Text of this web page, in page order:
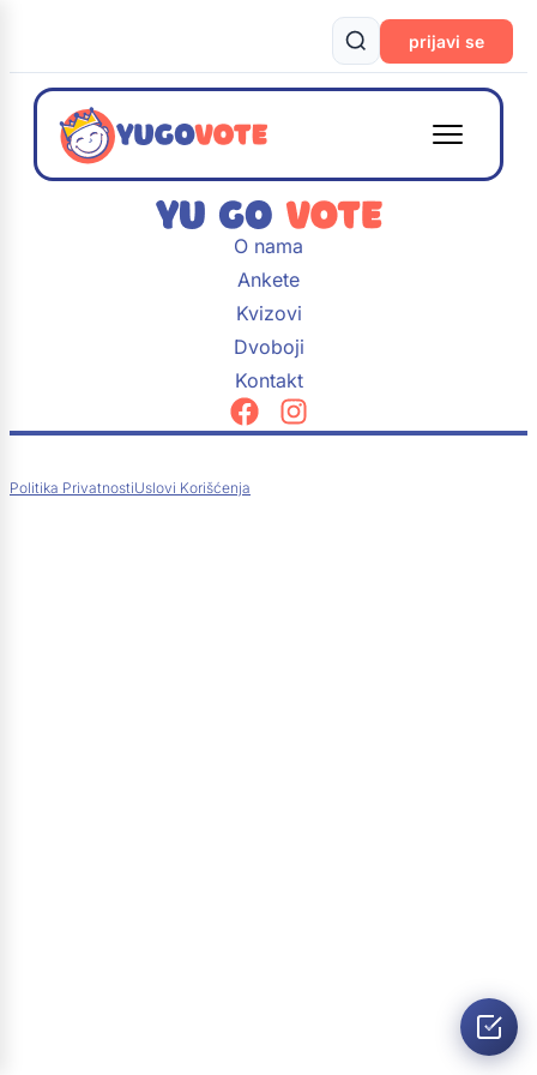
prijavi se
O nama
Ankete
Kvizovi
Dvoboji
Kontakt
Politika PrivatnostiUslovi Korišćenja